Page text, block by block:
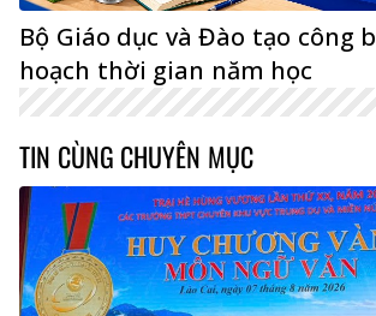
Bộ Giáo dục và Đào tạo công
hoạch thời gian năm học
TIN CÙNG CHUYÊN MỤC